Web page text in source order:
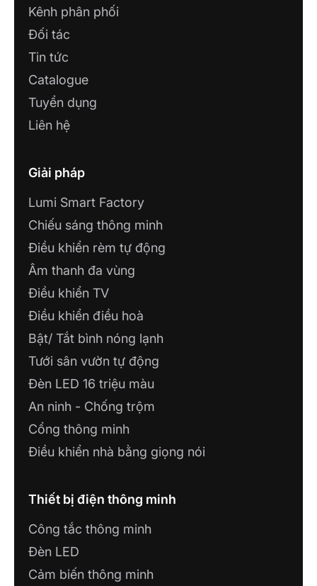
Kênh phân phối
Đối tác
Tin tức
Catalogue
Tuyển dụng
Liên hệ
Giải pháp
Lumi Smart Factory
Chiếu sáng thông minh
Điều khiển rèm tự động
Âm thanh đa vùng
Điều khiển TV
Điều khiển điều hoà
Bật/ Tắt bình nóng lạnh
Tưới sân vườn tự động
Đèn LED 16 triệu màu
An ninh - Chống trộm
Cổng thông minh
Điều khiển nhà bằng giọng nói
Thiết bị điện thông minh
Công tắc thông minh
Đèn LED
Cảm biến thông minh